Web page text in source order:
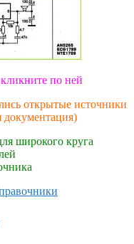
по ней
открытые источники
документация)
широкого круга